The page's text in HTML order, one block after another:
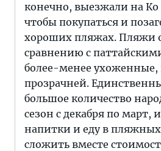
конечно, выезжали на Ко
чтобы покупаться и
хороших пляжах. Пляжи
сравнению с
более-менее ухоженные,
прозрачней.
большое количество
сезон с декабря по март,
напитки и еду в пляжных
сложить вместе